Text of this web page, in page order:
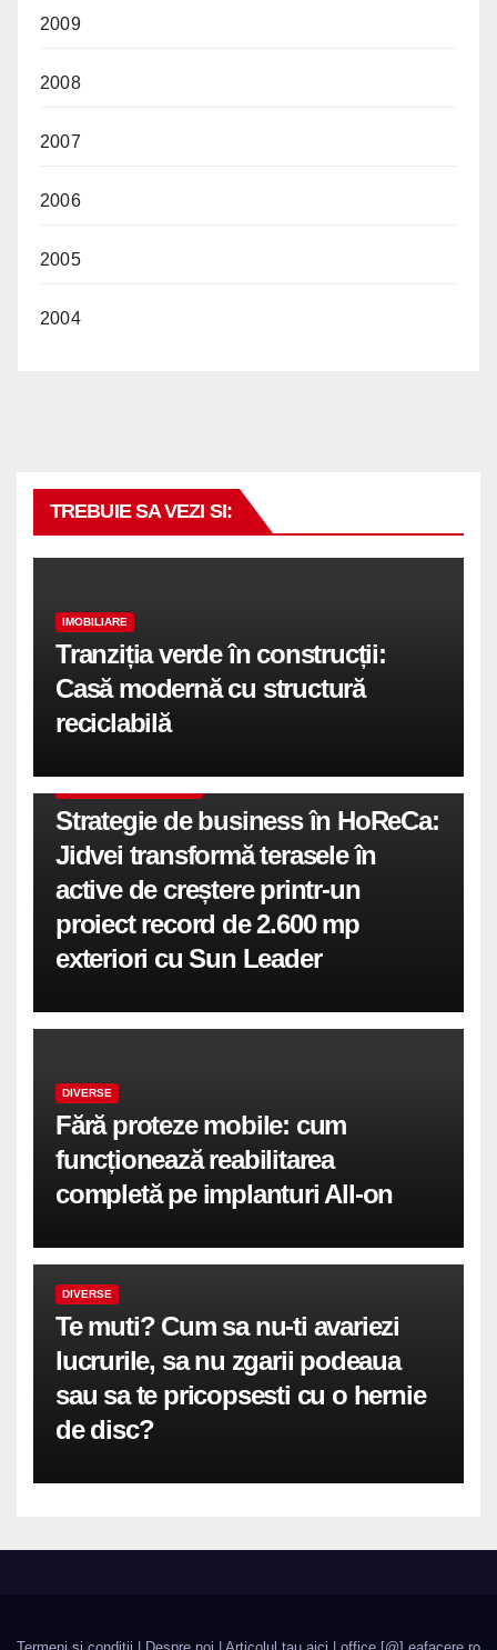
2009
2008
2007
2006
2005
2004
TREBUIE SA VEZI SI:
IMOBILIARE
Tranziția verde în construcții:
Casă modernă cu structură
reciclabilă
Strategie de business în HoReCa:
Jidvei transformă terasele în
active de creștere printr-un
proiect record de 2.600 mp
exteriori cu Sun Leader
DIVERSE
Fără proteze mobile: cum
funcționează reabilitarea
completă pe implanturi All-on
DIVERSE
Te muti? Cum sa nu-ti avariezi
lucrurile, sa nu zgarii podeaua
sau sa te pricopsesti cu o hernie
de disc?